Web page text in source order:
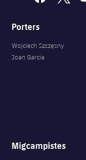
Porters
Wojciech Szczęsny
Joan Garcia
Migcampistes